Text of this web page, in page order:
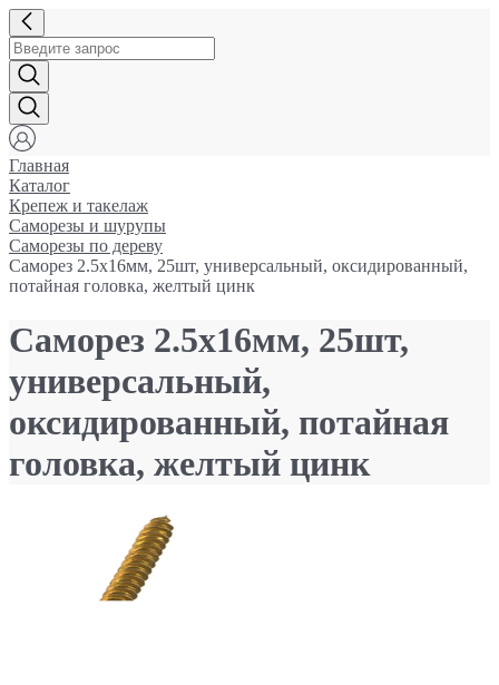
Главная
Каталог
Крепеж и такелаж
Саморезы и шурупы
Саморезы по дереву
Саморез 2.5x16мм, 25шт, универсальный, оксидированный,
потайная головка, желтый цинк
Саморез 2.5x16мм, 25шт,
универсальный,
оксидированный, потайная
головка, желтый цинк